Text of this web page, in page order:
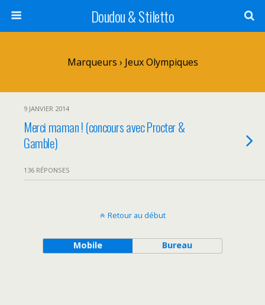
Doudou & Stiletto
Marqueurs › Jeux Olympiques
9 JANVIER 2014
Merci maman ! (concours avec Procter &
Gamble)
136 RÉPONSES
Retour au début
Mobile Bureau